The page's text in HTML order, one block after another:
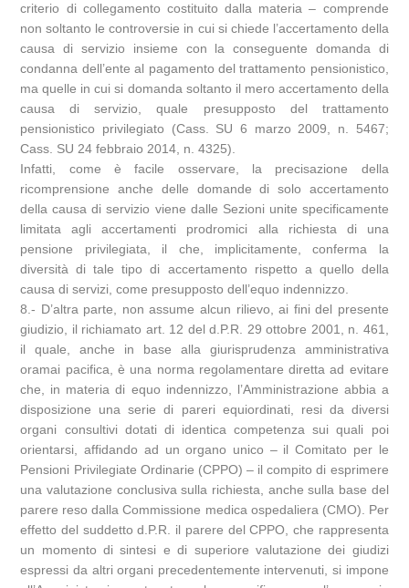
criterio di collegamento costituito dalla materia – comprende
non soltanto le controversie in cui si chiede l’accertamento della
causa di servizio insieme con la conseguente domanda di
condanna dell’ente al pagamento del trattamento pensionistico,
ma quelle in cui si domanda soltanto il mero accertamento della
causa di servizio, quale presupposto del trattamento
pensionistico privilegiato (Cass. SU 6 marzo 2009, n. 5467;
Cass. SU 24 febbraio 2014, n. 4325).
Infatti, come è facile osservare, la precisazione della
ricomprensione anche delle domande di solo accertamento
della causa di servizio viene dalle Sezioni unite specificamente
limitata agli accertamenti prodromici alla richiesta di una
pensione privilegiata, il che, implicitamente, conferma la
diversità di tale tipo di accertamento rispetto a quello della
causa di servizi, come presupposto dell’equo indennizzo.
8.- D’altra parte, non assume alcun rilievo, ai fini del presente
giudizio, il richiamato art. 12 del d.P.R. 29 ottobre 2001, n. 461,
il quale, anche in base alla giurisprudenza amministrativa
oramai pacifica, è una norma regolamentare diretta ad evitare
che, in materia di equo indennizzo, l’Amministrazione abbia a
disposizione una serie di pareri equiordinati, resi da diversi
organi consultivi dotati di identica competenza sui quali poi
orientarsi, affidando ad un organo unico – il Comitato per le
Pensioni Privilegiate Ordinarie (CPPO) – il compito di esprimere
una valutazione conclusiva sulla richiesta, anche sulla base del
parere reso dalla Commissione medica ospedaliera (CMO). Per
effetto del suddetto d.P.R. il parere del CPPO, che rappresenta
un momento di sintesi e di superiore valutazione dei giudizi
espressi da altri organi precedentemente intervenuti, si impone